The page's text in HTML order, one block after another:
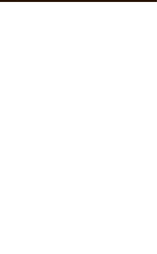
of (zelf)destructieve gedachten vanuit mijn